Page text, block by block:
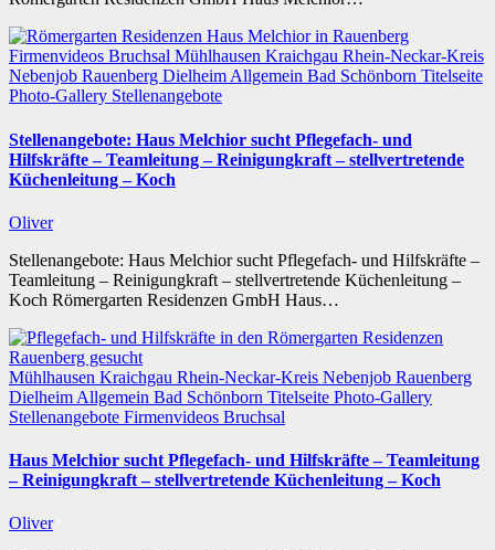
Firmenvideos Bruchsal Mühlhausen Kraichgau Rhein-Neckar-Kreis
Nebenjob Rauenberg DielheimAllgemein Bad Schönborn Titelseite
Photo-Gallery Stellenangebote
Stellenangebote: Haus Melchior sucht Pflegefach- und
Hilfskräfte – Teamleitung – Reinigungkraft – stellvertretende
Küchenleitung – Koch
Oliver
Stellenangebote: Haus Melchior sucht Pflegefach- und Hilfskräfte –
Teamleitung – Reinigungkraft – stellvertretende Küchenleitung –
Koch Römergarten Residenzen GmbH Haus…
Mühlhausen Kraichgau Rhein-Neckar-Kreis Nebenjob Rauenberg
Dielheim Allgemein Bad Schönborn Titelseite Photo-Gallery
Stellenangebote Firmenvideos Bruchsal
Haus Melchior sucht Pflegefach- und Hilfskräfte – Teamleitung
– Reinigungkraft – stellvertretende Küchenleitung – Koch
Oliver